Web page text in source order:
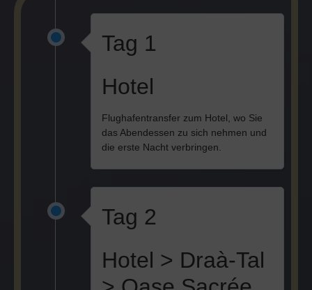
Tag 1
Hotel
Flughafentransfer zum Hotel, wo Sie
das Abendessen zu sich nehmen und
die erste Nacht verbringen.
Tag 2
Hotel > Draà-Tal